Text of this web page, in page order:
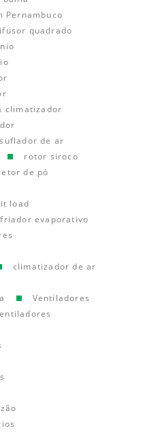
Pernambuco
quadrado
climatizador
de ar
rotor siroco
de pó
load
evaporativo
climatizador de ar
Ventiladores